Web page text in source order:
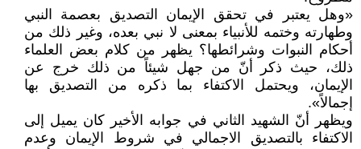
«وهل يعتبر في تحقق الإيمان التصديق بعصمة النبي
وطهارته وختمه للأنبياء بمعنى لا نبي بعده، وغير ذلك من
أحكام النبوات وشرائطها؟ يظهر من كلام بعض العلماء
ذلك، حيث ذكر أنّ من جهل شيئاً من ذلك خرج عن
الإيمان، ويحتمل الاكتفاء بما ذكره من التصديق بها
إجمالاً».
ويظهر أنّ الشهيد الثاني في جوابه الأخير كان يميل إلى
الاكتفاء بالتصديق الاجمالي في شروط الإيمان وعدم